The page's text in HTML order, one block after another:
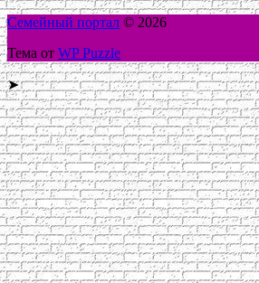
Семейный портал © 2026
Тема от WP Puzzle
➤